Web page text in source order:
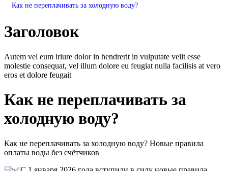
Как не переплачивать за холодную воду?
Заголовок
Autem vel eum iriure dolor in hendrerit in vulputate velit esse
molestie consequat, vel illum dolore eu feugiat nulla facilisis at vero
eros et dolore feugait
Как не переплачивать за
холодную воду?
Как не переплачивать за холодную воду? Новые правила
оплаты воды без счётчиков